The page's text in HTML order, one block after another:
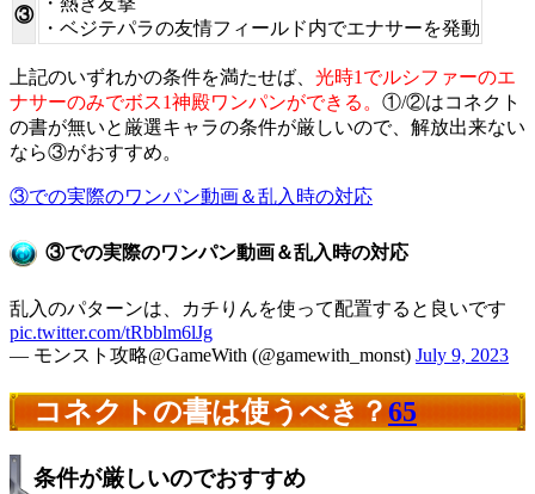
③
・ベジテパラの友情フィールド内でエナサーを発動
上記のいずれかの条件を満たせば、 光時1でルシファーのエ
ナサーのみでボス1神殿ワンパンができる。 ①/②はコネクト
の書が無いと厳選キャラの条件が厳しいので、解放出来ない
なら③がおすすめ。
③での実際のワンパン動画＆乱入時の対応
③での実際のワンパン動画＆乱入時の対応
乱入のパターンは、カチりんを使って配置すると良いです
pic.twitter.com/tRbblm6lJg
— モンスト攻略@GameWith (@gamewith_monst) July 9, 2023
コネクトの書は使うべき？65
条件が厳しいのでおすすめ